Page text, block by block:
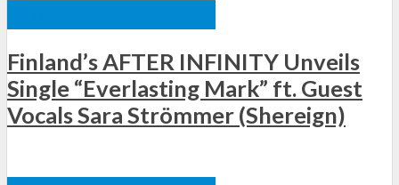
Finland’s AFTER INFINITY Unveils
Single “Everlasting Mark” ft. Guest
Vocals Sara Strömmer (Shereign)